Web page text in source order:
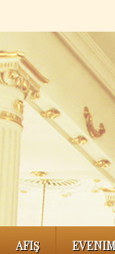
AFIŞ